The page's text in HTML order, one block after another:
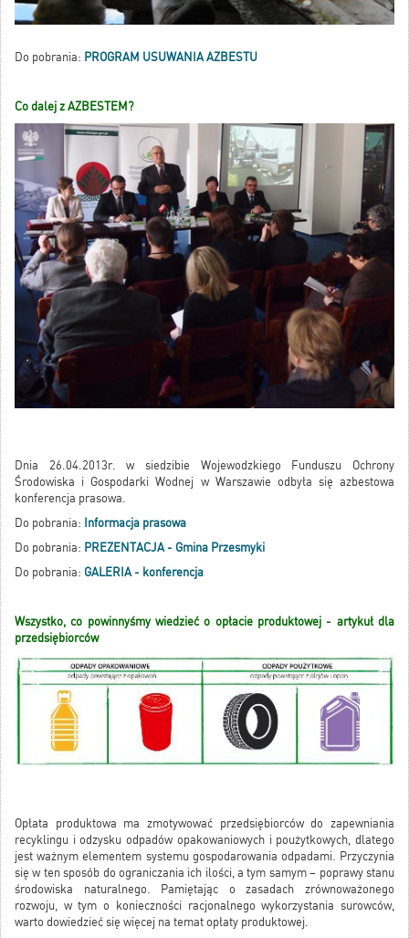
Do pobrania: PROGRAM USUWANIA AZBESTU
Co dalej z AZBESTEM?
Dnia 26.04.2013r. w siedzibie Wojewodzkiego Funduszu Ochrony
Środowiska i Gospodarki Wodnej w Warszawie odbyła się azbestowa
konferencja prasowa.
Do pobrania: Informacja prasowa
Do pobrania: PREZENTACJA - Gmina Przesmyki
Do pobrania: GALERIA - konferencja
Wszystko, co powinnyśmy wiedzieć o opłacie produktowej - artykuł dla
przedsiębiorców
Opłata produktowa ma zmotywować przedsiębiorców do zapewniania
recyklingu i odzysku odpadów opakowaniowych i poużytkowych, dlatego
jest ważnym elementem systemu gospodarowania odpadami. Przyczynia
się w ten sposób do ograniczania ich ilości, a tym samym – poprawy stanu
środowiska naturalnego. Pamiętając o zasadach zrównoważonego
rozwoju, w tym o konieczności racjonalnego wykorzystania surowców,
warto dowiedzieć się więcej na temat opłaty produktowej.